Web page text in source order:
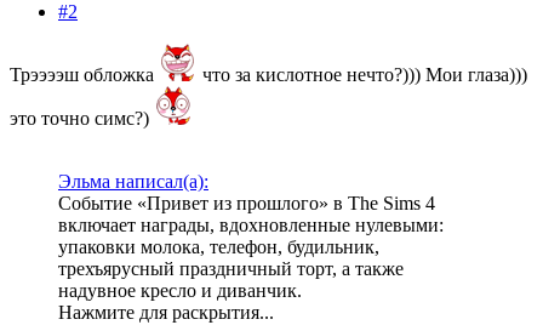
#2
Трээээш обложка что за кислотное нечто?))) Мои глаза)))
это точно симс?)
Эльма написал(а):
Событие «Привет из прошлого» в The Sims 4
включает награды, вдохновленные нулевыми:
упаковки молока, телефон, будильник,
трехъярусный праздничный торт, а также
надувное кресло и диванчик.
Нажмите для раскрытия...